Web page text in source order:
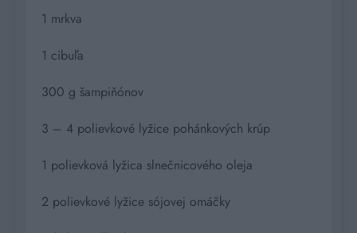
1 mrkva
1 cibuľa
300 g šampiňónov
3 – 4 polievkové lyžice pohánkových krúp
1 polievková lyžica slnečnicového oleja
2 polievkové lyžice sójovej omáčky